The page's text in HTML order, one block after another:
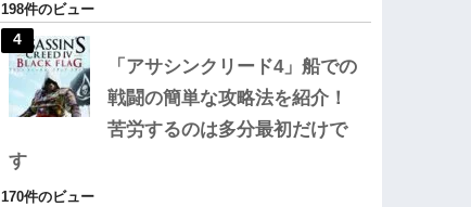
198件のビュー
「アサシンクリード4」船での
戦闘の簡単な攻略法を紹介！
苦労するのは多分最初だけで
す
170件のビュー